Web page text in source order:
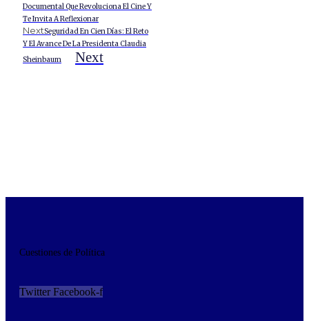
Documental Que Revoluciona El Cine Y
Te Invita A Reflexionar
NextSeguridad En Cien Días: El Reto
Y El Avance De La Presidenta Claudia
Sheinbaum
Next
Cuestiones de Política
Twitter Facebook-f